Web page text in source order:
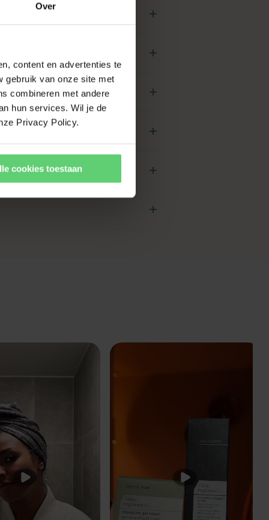
Over
content en advertenties te
gebruik van onze site met
combineren met andere
hun services. Wil je de
Privacy Policy.
cookies toestaan
lipverzorging en
gloss effect geven naast
lippenstift. Laat het
voor comfort en